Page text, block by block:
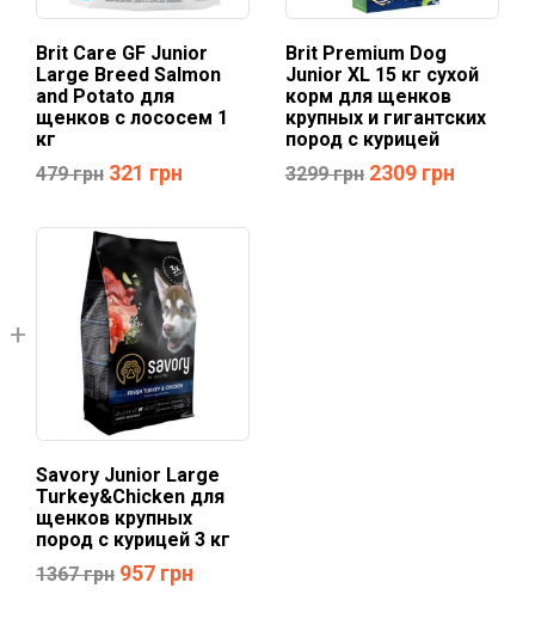
Brit Care GF Junior
Large Breed Salmon
and Potato для
щенков с лососем 1
кг
479грн 321 грн
Brit Premium Dog
Junior XL 15 кг сухой
корм для щенков
крупных и гигантских
пород c курицей
3299грн 2309 грн
Savory Junior Large
Turkey&Chicken для
щенков крупных
пород с курицей 3 кг
1367грн 957 грн